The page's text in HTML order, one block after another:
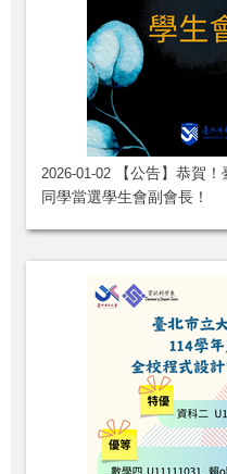
2026-01-02
【公告】恭賀
同學當選學生會副會長！